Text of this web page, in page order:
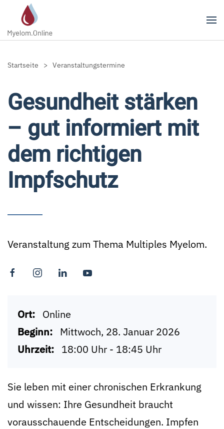
Zum Hauptinhalt springen
Startseite Veranstaltungstermine
Gesundheit stärken
– gut informiert mit
dem richtigen
Impfschutz
Veranstaltung zum Thema Multiples Myelom.
Ort: Online
Beginn: Mittwoch, 28. Januar 2026
Uhrzeit: 18:00 Uhr - 18:45 Uhr
Sie leben mit einer chronischen Erkrankung
und wissen: Ihre Gesundheit braucht
vorausschauende Entscheidungen. Impfen